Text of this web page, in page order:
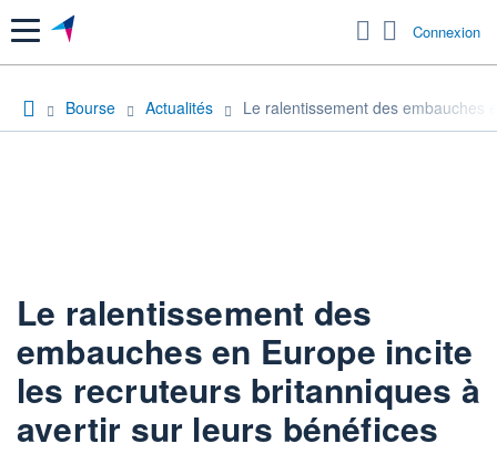
Menu Connexion
Bourse Actualités Le ralentissement des embauches
Le ralentissement des
embauches en Europe incite
les recruteurs britanniques à
avertir sur leurs bénéfices